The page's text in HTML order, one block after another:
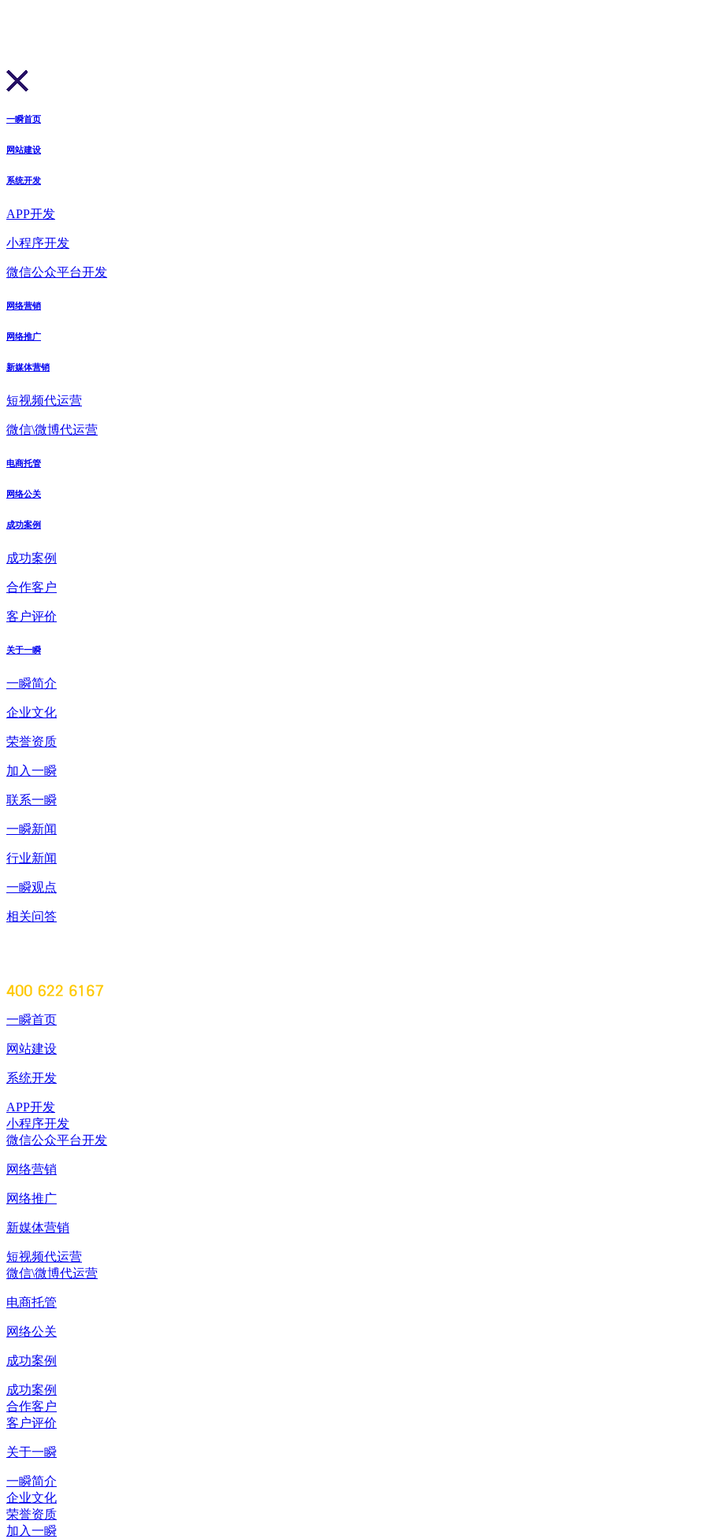
一瞬首页
网站建设
系统开发
APP开发
小程序开发
微信公众平台开发
网络营销
网络推广
新媒体营销
短视频代运营
微信\微博代运营
电商托管
网络公关
成功案例
成功案例
合作客户
客户评价
关于一瞬
一瞬简介
企业文化
荣誉资质
加入一瞬
联系一瞬
一瞬新闻
行业新闻
一瞬观点
相关问答
一瞬首页
网站建设
系统开发
APP开发
小程序开发
微信公众平台开发
网络营销
网络推广
新媒体营销
短视频代运营
微信\微博代运营
电商托管
网络公关
成功案例
成功案例
合作客户
客户评价
关于一瞬
一瞬简介
企业文化
荣誉资质
加入一瞬